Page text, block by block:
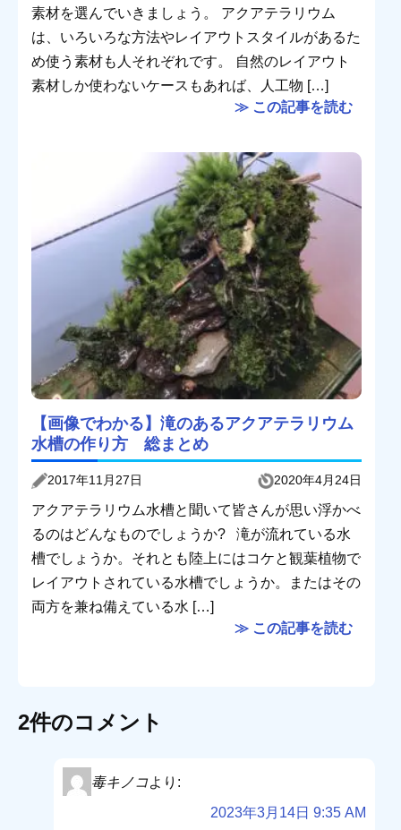
素材を選んでいきましょう。 アクアテラリウム
は、いろいろな方法やレイアウトスタイルがあるた
め使う素材も人それぞれです。 自然のレイアウト
素材しか使わないケースもあれば、人工物 […]
≫ この記事を読む
【画像でわかる】滝のあるアクアテラリウム
水槽の作り方 総まとめ
2017年11月27日 2020年4月24日
アクアテラリウム水槽と聞いて皆さんが思い浮かべ
るのはどんなものでしょうか? 滝が流れている水
槽でしょうか。それとも陸上にはコケと観葉植物で
レイアウトされている水槽でしょうか。またはその
両方を兼ね備えている水 […]
≫ この記事を読む
2件のコメント
毒キノコより:
2023年3月14日 9:35 AM